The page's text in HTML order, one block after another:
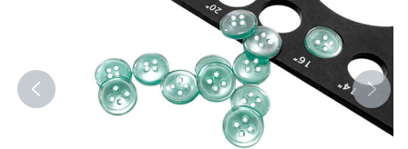
Previous Next